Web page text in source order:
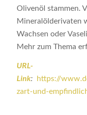
Olivenöl stammen.
Mineralölderivaten
Wachsen oder
Mehr zum Thema
URL-
Link: https://www
zart-und-